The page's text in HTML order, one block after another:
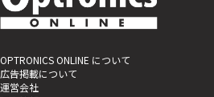
OPTRONICS ONLINE について
広告掲載について
運営会社